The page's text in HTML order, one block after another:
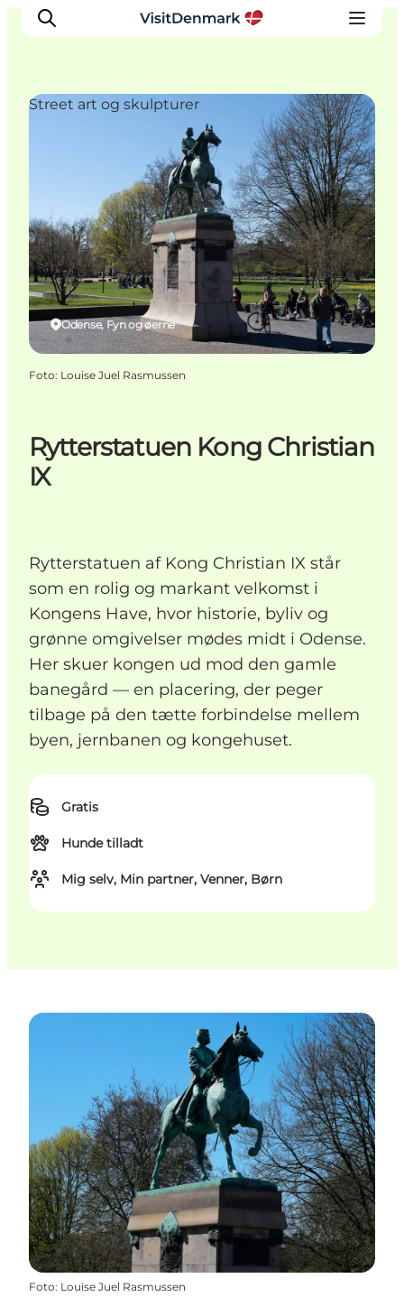
Destinationer
Oplevelser
Overnatning
Planlæg ferien
Rytterstatuen Kong Christian
IX
Rytterstatuen af Kong Christian IX står
som en rolig og markant velkomst i
Kongens Have, hvor historie, byliv og
grønne omgivelser mødes midt i Odense.
Her skuer kongen ud mod den gamle
banegård — en placering, der peger
tilbage på den tætte forbindelse mellem
byen, jernbanen og kongehuset.
Gratis
Hunde tilladt
Mig selv, Min partner, Venner, Børn
Odense, Fyn og øerne
Street art og skulpturer
Foto: Louise Juel Rasmussen
Foto: Louise Juel Rasmussen